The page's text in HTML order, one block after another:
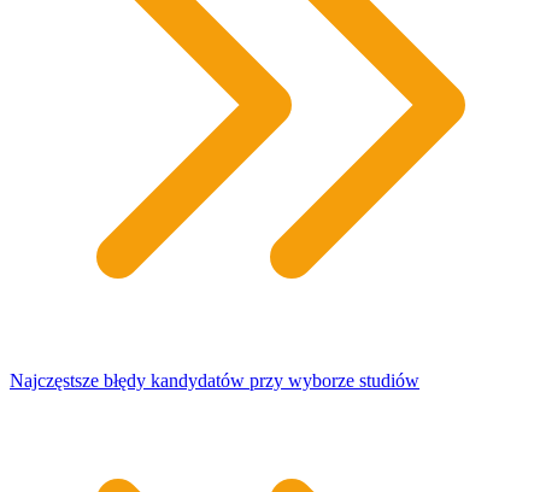
Najczęstsze błędy kandydatów przy wyborze studiów